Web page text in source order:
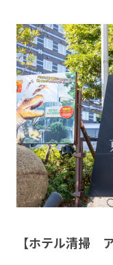
【ホテル清掃